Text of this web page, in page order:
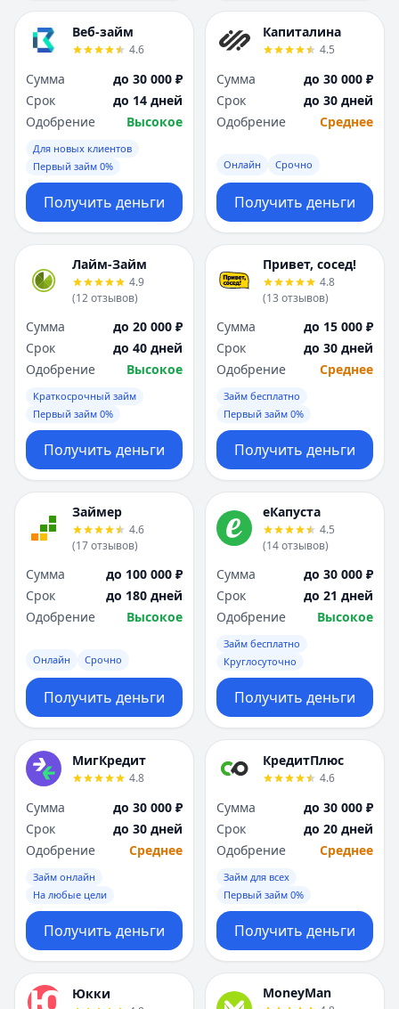
Веб-займ
4.6
Сумма
до 30 000 ₽
Срок
до 14 дней
Одобрение
Высокое
Для новых клиентов
Первый займ 0%
Получить деньги
Капиталина
4.5
Сумма
до 30 000 ₽
Срок
до 30 дней
Одобрение
Среднее
Онлайн Срочно
Получить деньги
Лайм-Займ
4.9
(12отзывов)
Сумма
до 20 000 ₽
Срок
до 40 дней
Одобрение
Высокое
Краткосрочный займ
Первый займ 0%
Получить деньги
Привет, сосед!
4.8
(13 отзывов)
Сумма
до 15 000 ₽
Срок
до 30 дней
Одобрение
Среднее
Займ бесплатно
Первый займ 0%
Получить деньги
Займер
4.6
(17отзывов)
Сумма
до 100 000 ₽
Срок
до 180 дней
Одобрение
Высокое
Онлайн Срочно
Получить деньги
еКапуста
4.5
(14отзывов)
Сумма
до 30 000 ₽
Срок
до 21 дней
Одобрение
Высокое
Займ бесплатно
Круглосуточно
Получить деньги
МигКредит
4.8
Сумма
до 30 000 ₽
Срок
до 30 дней
Одобрение
Среднее
Займ онлайн
На любые цели
Получить деньги
КредитПлюс
4.6
Сумма
до 30 000 ₽
Срок
до 20 дней
Одобрение
Среднее
Займ для всех
Первый займ 0%
Получить деньги
Юкки MoneyMan